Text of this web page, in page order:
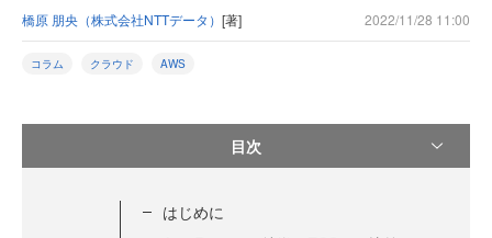
橋原 朋央（株式会社NTTデータ） [著] 2022/11/28 11:00
コラム クラウド AWS
目次
はじめに